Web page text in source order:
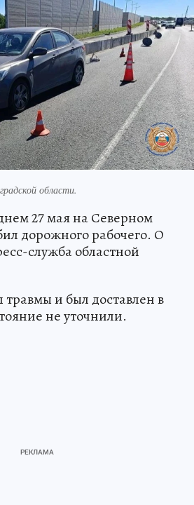
области.
27 мая на Северном
дорожного рабочего. О
служба областной
и был доставлен в
не уточнили.